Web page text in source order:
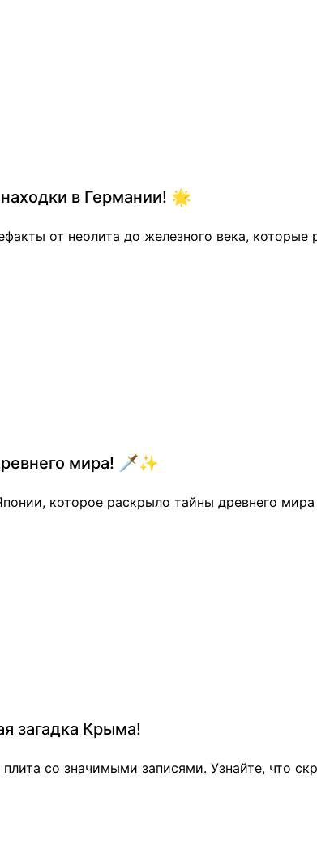
в Германии! 🌟
от неолита до железного века, которые
мира! 🗡️✨
которое раскрыло тайны древнего
загадка Крыма!
со значимыми записями. Узнайте, что